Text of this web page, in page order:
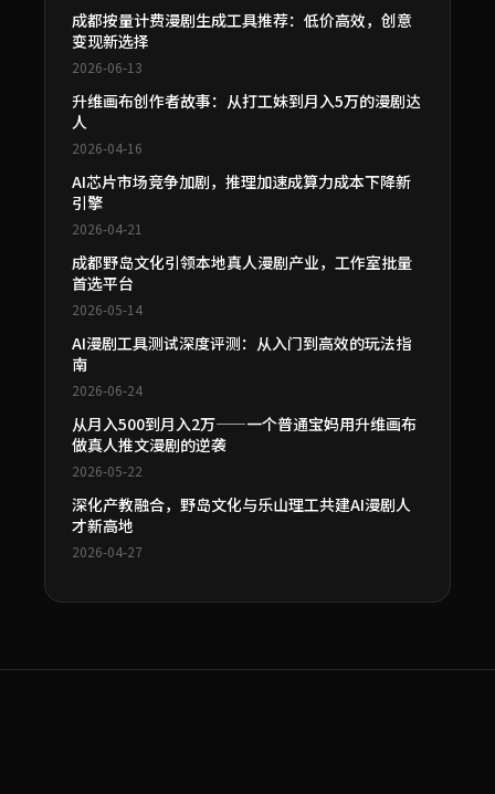
成都按量计费漫剧生成工具推荐：低价高效，创意
变现新选择
2026-06-13
升维画布创作者故事：从打工妹到月入5万的漫剧达
人
2026-04-16
AI芯片市场竞争加剧，推理加速成算力成本下降新
引擎
2026-04-21
成都野岛文化引领本地真人漫剧产业，工作室批量
首选平台
2026-05-14
AI漫剧工具测试深度评测：从入门到高效的玩法指
南
2026-06-24
从月入500到月入2万——一个普通宝妈用升维画布
做真人推文漫剧的逆袭
2026-05-22
深化产教融合，野岛文化与乐山理工共建AI漫剧人
才新高地
2026-04-27